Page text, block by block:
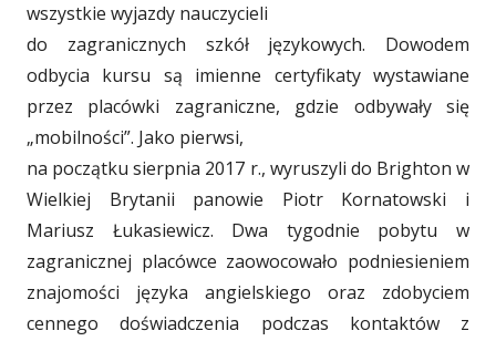
wszystkie wyjazdy nauczycieli
do zagranicznych szkół językowych. Dowodem
odbycia kursu są imienne certyfikaty wystawiane
przez placówki zagraniczne, gdzie odbywały się
„mobilności”. Jako pierwsi,
na początku sierpnia 2017 r., wyruszyli do Brighton w
Wielkiej Brytanii panowie Piotr Kornatowski i
Mariusz Łukasiewicz. Dwa tygodnie pobytu w
zagranicznej placówce zaowocowało podniesieniem
znajomości języka angielskiego oraz zdobyciem
cennego doświadczenia podczas kontaktów z